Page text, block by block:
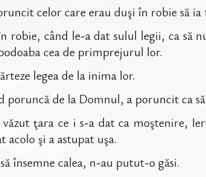
celor care erau duşi în robie să
robie, când le-a dat sulul legii, ca să
cea de primprejurul lor.
legea de la inima lor.
de la Domnul, a poruncit ca
ţara ce i s-a dat ca moştenire,
şi a astupat uşa.
însemne calea, n-au putut-o găsi.